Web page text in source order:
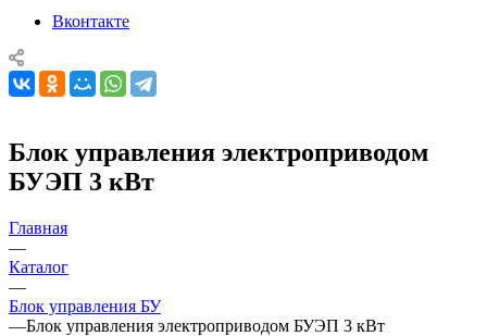
Вконтакте
Блок управления электроприводом
БУЭП 3 кВт
Главная
—
Каталог
—
Блок управления БУ
—Блок управления электроприводом БУЭП 3 кВт